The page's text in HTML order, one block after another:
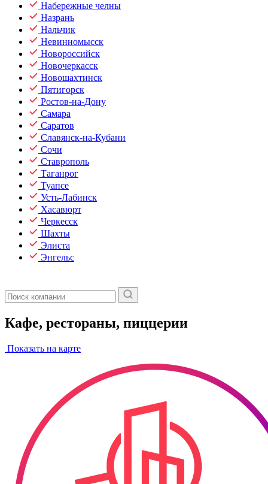
Набережные челны
Назрань
Нальчик
Невинномысск
Новороссийск
Новочеркасск
Новошахтинск
Пятигорск
Ростов-на-Дону
Самара
Саратов
Славянск-на-Кубани
Сочи
Ставрополь
Таганрог
Туапсе
Усть-Лабинск
Хасавюрт
Черкесск
Шахты
Элиста
Энгельс
Кафе, рестораны, пиццерии
Показать на карте